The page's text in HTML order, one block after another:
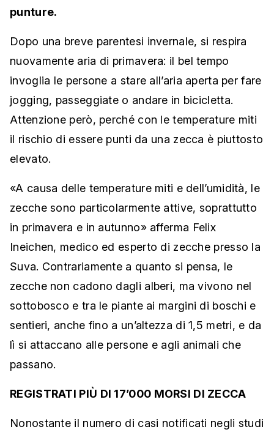
punture.
Dopo una breve parentesi invernale, si respira
nuovamente aria di primavera: il bel tempo
invoglia le persone a stare all’aria aperta per fare
jogging, passeggiate o andare in bicicletta.
Attenzione però, perché con le temperature miti
il rischio di essere punti da una zecca è piuttosto
elevato.
«A causa delle temperature miti e dell’umidità, le
zecche sono particolarmente attive, soprattutto
in primavera e in autunno» afferma Felix
Ineichen, medico ed esperto di zecche presso la
Suva. Contrariamente a quanto si pensa, le
zecche non cadono dagli alberi, ma vivono nel
sottobosco e tra le piante ai margini di boschi e
sentieri, anche fino a un’altezza di 1,5 metri, e da
lì si attaccano alle persone e agli animali che
passano.
REGISTRATI PIÙ DI 17’000 MORSI DI ZECCA
Nonostante il numero di casi notificati negli studi